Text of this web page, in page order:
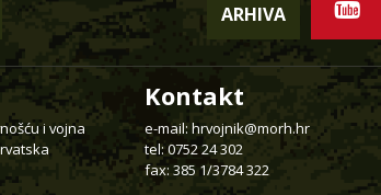
ARHIVA
i vojna
Kontakt
e-mail: hrvojnik@morh.hr
tel: 0752 24 302
fax: 385 1/3784 322